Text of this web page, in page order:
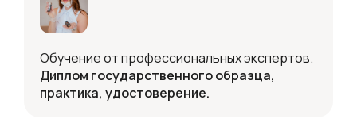
Обучение от профессиональных экспертов.
Диплом государственного образца,
практика, удостоверение.